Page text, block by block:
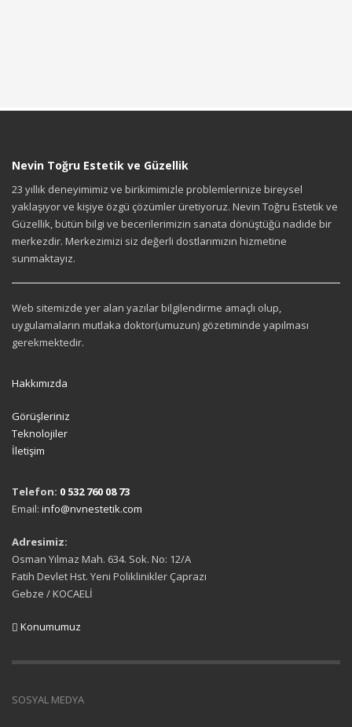
Nevin Toğru Estetik ve Güzellik
23 yıllık deneyimimiz ve birikimimizle problemlerinize bireysel
yaklaşıyor ve kişiye özgü çözümler üretiyoruz. Nevin Toğru Estetik ve
Güzellik, bütün bilgi ve becerilerimizin sanata dönüştüğü nadide bir
merkezdir. Merkezimizi siz değerli dostlarımızın hizmetine
sunmaktayız.
Web sitemizde yer alan yazılar bilgilendirme amaçlı olup,
uygulamaların mutlaka doktor(umuzun) gözetiminde yapılması
gerekmektedir.
Hakkımızda
Görüşleriniz
Teknolojiler
İletişim
Telefon: 0 532 760 08 73
Email: info@nvnestetik.com
Adresimiz:
Osman Yılmaz Mah. 634. Sok. No: 12/A
Fatih Devlet Hst. Yeni Poliklinikler Çaprazı
Gebze / KOCAELİ
Konumumuz
SOSYAL MEDYA